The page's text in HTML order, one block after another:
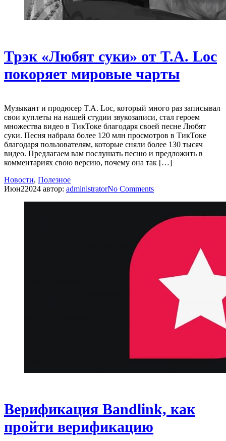
Трэк «Любят суки» от T.A. Loc
покоряет мировые чарты
Музыкант и продюсер T.A. Loc, который много раз записывал
свои куплеты на нашей студии звукозаписи, стал героем
множества видео в ТикТоке благодаря своей песне Любят
суки. Песня набрала более 120 млн просмотров в ТикТоке
благодаря пользователям, которые сняли более 130 тысяч
видео. Предлагаем вам послушать песню и предложить в
комментариях свою версию, почему она так […]
Новости, Полезное
Июн22024 автор: administratorNo Comments
Верификация Bandlink, как
пройти верификацию